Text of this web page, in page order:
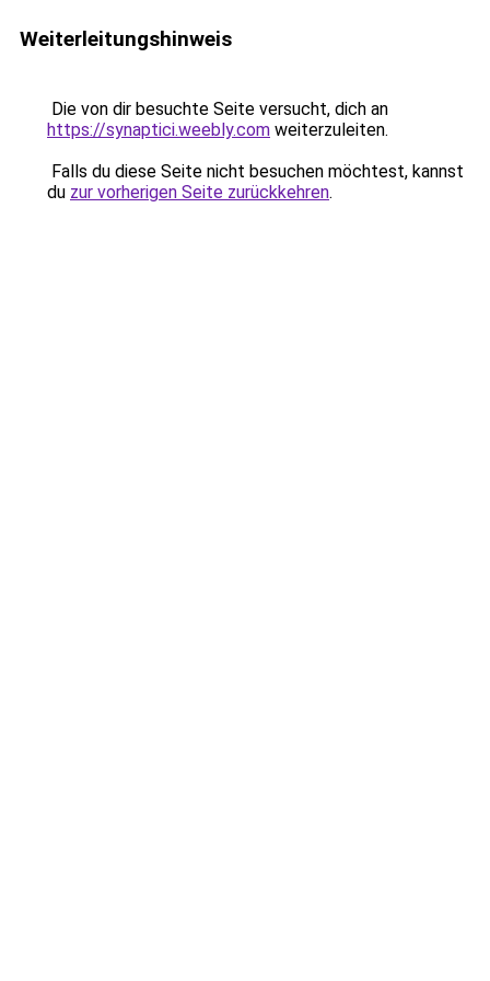
Weiterleitungshinweis
Die von dir besuchte Seite versucht, dich an
https://synaptici.weebly.com weiterzuleiten.
Falls du diese Seite nicht besuchen möchtest, kannst
du zur vorherigen Seite zurückkehren.